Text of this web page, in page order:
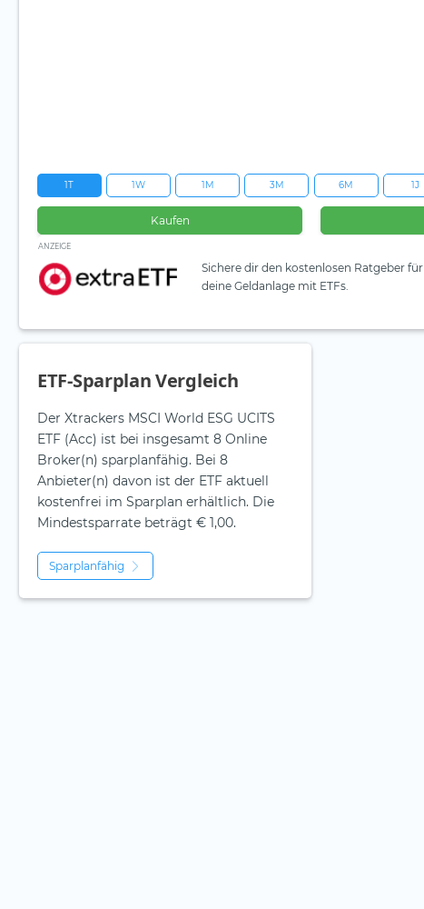
1T 1W 1M 3M 6M 1J
Kaufen
ANZEIGE
Sichere dir den kostenlosen Ratgeber für
deine Geldanlage mit ETFs.
ETF-Sparplan Vergleich
Der Xtrackers MSCI World ESG UCITS
ETF (Acc) ist bei insgesamt 8 Online
Broker(n) sparplanfähig. Bei 8
Anbieter(n) davon ist der ETF aktuell
kostenfrei im Sparplan erhältlich. Die
Mindestsparrate beträgt € 1,00.
Sparplanfähig